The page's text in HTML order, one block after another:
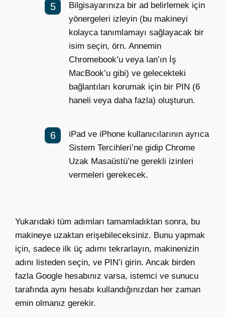
Bilgisayarınıza bir ad belirlemek için
yönergeleri izleyin (bu makineyi
kolayca tanımlamayı sağlayacak bir
isim seçin, örn. Annemin
Chromebook’u veya Ian’ın İş
MacBook’u gibi) ve gelecekteki
bağlantıları korumak için bir PIN (6
haneli veya daha fazla) oluşturun.
iPad ve iPhone kullanıcılarının ayrıca
Sistem Tercihleri’ne gidip Chrome
Uzak Masaüstü’ne gerekli izinleri
vermeleri gerekecek.
Yukarıdaki tüm adımları tamamladıktan sonra, bu
makineye uzaktan erişebileceksiniz. Bunu yapmak
için, sadece ilk üç adımı tekrarlayın, makinenizin
adını listeden seçin, ve PIN’i girin. Ancak birden
fazla Google hesabınız varsa, istemci ve sunucu
tarafında aynı hesabı kullandığınızdan her zaman
emin olmanız gerekir.